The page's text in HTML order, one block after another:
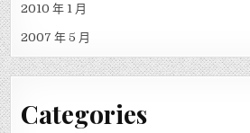
2010 年 1 月
2007 年 5 月
Categories